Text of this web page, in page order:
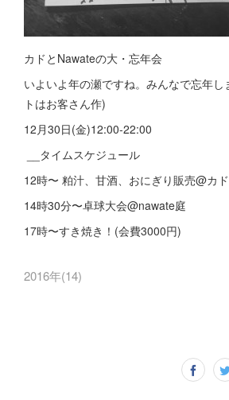
カドとNawateの大・忘年会
いよいよ年の瀬ですね。みんなで忘年し
トはお客さん作)
12月30日(金)12:00-22:00
__タイムスケジュール
12時〜 粕汁、甘酒、おにぎり販売@カド
14時30分〜卓球大会@nawate庭
17時〜すき焼き！(会費3000円)
2016年(14)